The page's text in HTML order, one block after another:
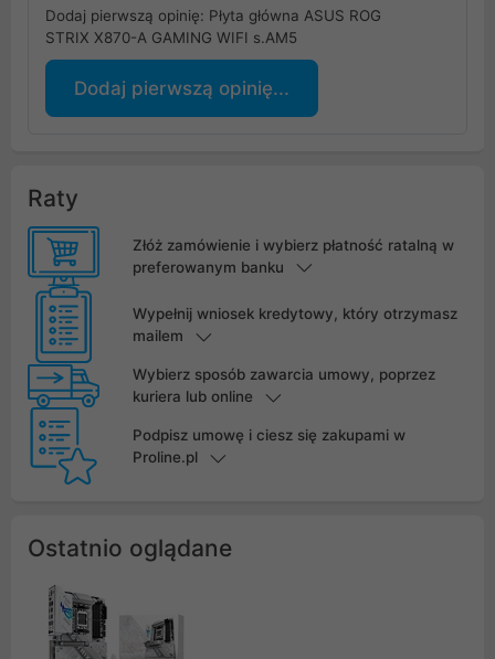
Dodaj pierwszą opinię: Płyta główna ASUS ROG
STRIX X870-A GAMING WIFI s.AM5
Dodaj pierwszą opinię...
Raty
Złóż zamówienie i wybierz płatność ratalną w
preferowanym banku
Wypełnij wniosek kredytowy, który otrzymasz
mailem
Wybierz sposób zawarcia umowy, poprzez
kuriera lub online
Podpisz umowę i ciesz się zakupami w
Proline.pl
Ostatnio oglądane